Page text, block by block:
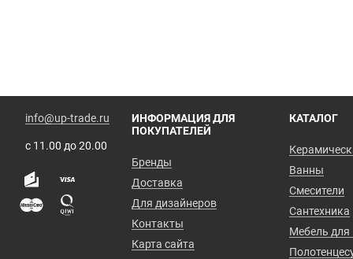
info@up-trade.ru
с 11.00 до 20.00
ИНФОРМАЦИЯ ДЛЯ
ПОКУПАТЕЛЕЙ
Бренды
Доставка
Для дизайнеров
Контакты
Карта сайта
КАТАЛОГ
Ванны
Смесители
Сантехника
Мебель для